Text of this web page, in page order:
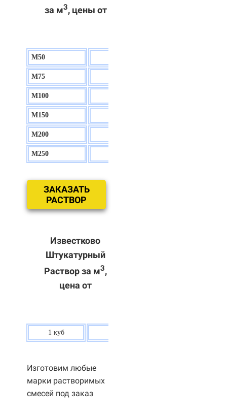
за м3, цены от
М50
М75
М100
М150
М200
М250
ЗАКАЗАТЬ
РАСТВОР
Известково
Штукатурный
Раствор за м3,
цена от
1 куб
Изготовим любые
марки растворимых
смесей под заказ